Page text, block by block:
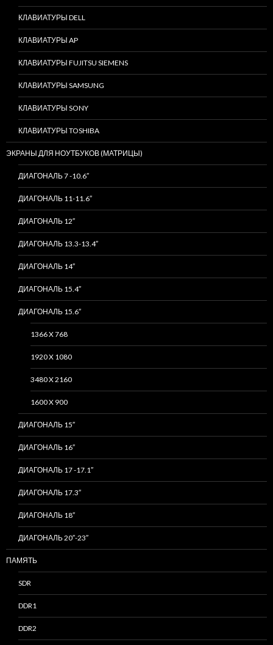
КЛАВИАТУРЫ DELL
КЛАВИАТУРЫ AP
КЛАВИАТУРЫ FUJITSU SIEMENS
КЛАВИАТУРЫ SAMSUNG
КЛАВИАТУРЫ SONY
КЛАВИАТУРЫ TOSHIBA
ЭКРАНЫ ДЛЯ НОУТБУКОВ (МАТРИЦЫ)
ДИАГОНАЛЬ 7 -10.6″
ДИАГОНАЛЬ 11-11.6″
ДИАГОНАЛЬ 12″
ДИАГОНАЛЬ 13.3-13.4″
ДИАГОНАЛЬ 14″
ДИАГОНАЛЬ 15.4″
ДИАГОНАЛЬ 15.6″
1366 X 768
1920 X 1080
3480 X 2160
1600 X 900
ДИАГОНАЛЬ 15″
ДИАГОНАЛЬ 16″
ДИАГОНАЛЬ 17 -17.1″
ДИАГОНАЛЬ 17.3″
ДИАГОНАЛЬ 18″
ДИАГОНАЛЬ 20″-23″
ПАМЯТЬ
SDR
DDR1
DDR2